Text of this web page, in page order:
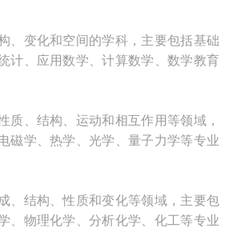
、变化和空间的学科，主要包括基础
计、应用数学、计算数学、数学教育
质、结构、运动和相互作用等领域，
磁学、热学、光学、量子力学等专业
、结构、性质和变化等领域，主要包
、物理化学、分析化学、化工等专业